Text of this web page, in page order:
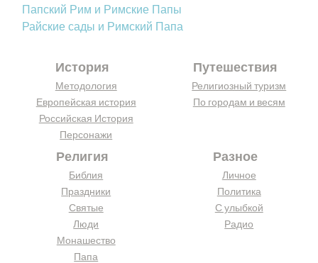
Папский Рим и Римские Папы
Райские сады и Римский Папа
История
Методология
Европейская история
Российская История
Персонажи
Путешествия
Религиозный туризм
По городам и весям
Религия
Библия
Праздники
Святые
Люди
Монашество
Папа
Разное
Личное
Политика
С улыбкой
Радио